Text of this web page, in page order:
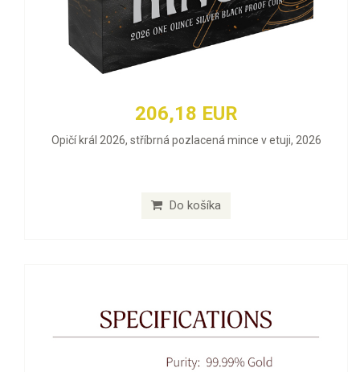
206,18 EUR
Opičí král 2026, stříbrná pozlacená mince v etuji, 2026
Do košíka